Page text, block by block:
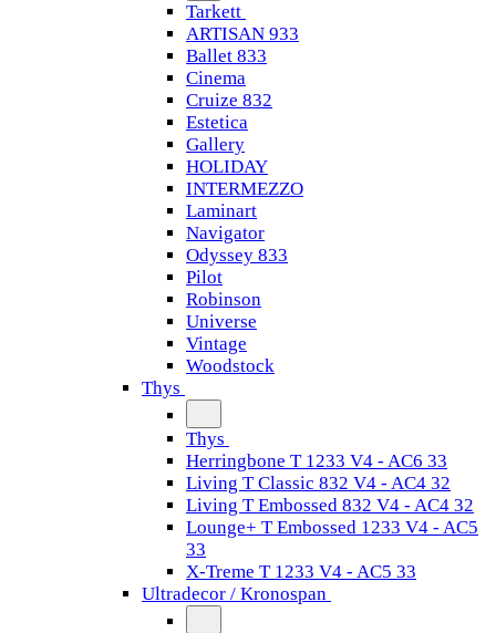
Tarkett
ARTISAN 933
Ballet 833
Cinema
Cruize 832
Estetica
Gallery
HOLIDAY
INTERMEZZO
Laminart
Navigator
Odyssey 833
Pilot
Robinson
Universe
Vintage
Woodstock
Thys
Thys
Herringbone T 1233 V4 - AC6 33
Living T Classic 832 V4 - AC4 32
Living T Embossed 832 V4 - AC4 32
Lounge+ T Embossed 1233 V4 - AC5
33
X-Treme T 1233 V4 - AC5 33
Ultradecor / Kronospan